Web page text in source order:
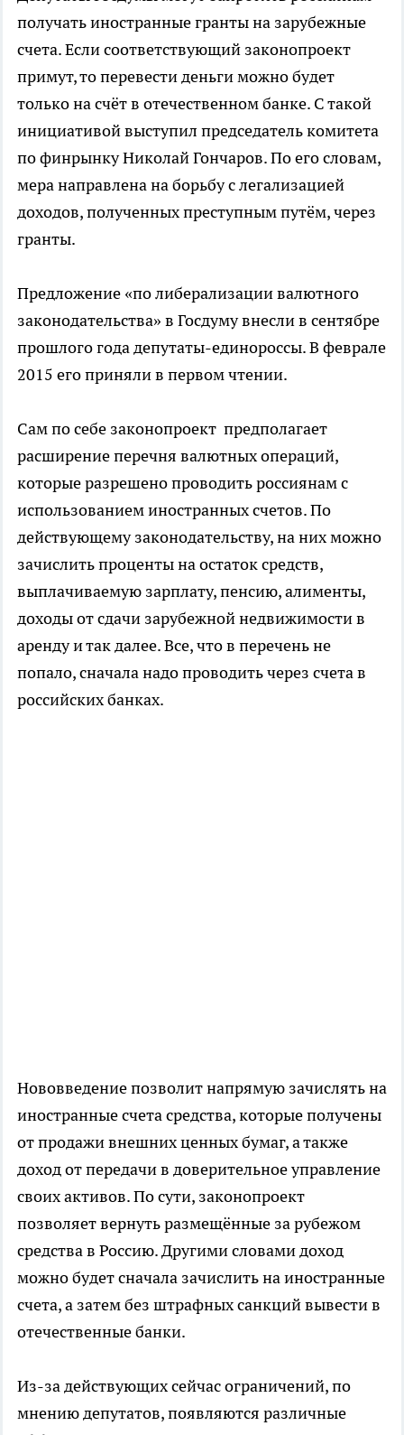
получать иностранные гранты на зарубежные
счета. Если соответствующий законопроект
примут, то перевести деньги можно будет
только на счёт в отечественном банке. С такой
инициативой выступил председатель комитета
по финрынку Николай Гончаров. По его словам,
мера направлена на борьбу с легализацией
доходов, полученных преступным путём, через
гранты.
Предложение «по либерализации валютного
законодательства» в Госдуму внесли в сентябре
прошлого года депутаты-единороссы. В феврале
2015 его приняли в первом чтении.
Сам по себе законопроект предполагает
расширение перечня валютных операций,
которые разрешено проводить россиянам с
использованием иностранных счетов. По
действующему законодательству, на них можно
зачислить проценты на остаток средств,
выплачиваемую зарплату, пенсию, алименты,
доходы от сдачи зарубежной недвижимости в
аренду и так далее. Все, что в перечень не
попало, сначала надо проводить через счета в
российских банках.
Нововведение позволит напрямую зачислять на
иностранные счета средства, которые получены
от продажи внешних ценных бумаг, а также
доход от передачи в доверительное управление
своих активов. По сути, законопроект
позволяет вернуть размещённые за рубежом
средства в Россию. Другими словами доход
можно будет сначала зачислить на иностранные
счета, а затем без штрафных санкций вывести в
отечественные банки.
Из-за действующих сейчас ограничений, по
мнению депутатов, появляются различные